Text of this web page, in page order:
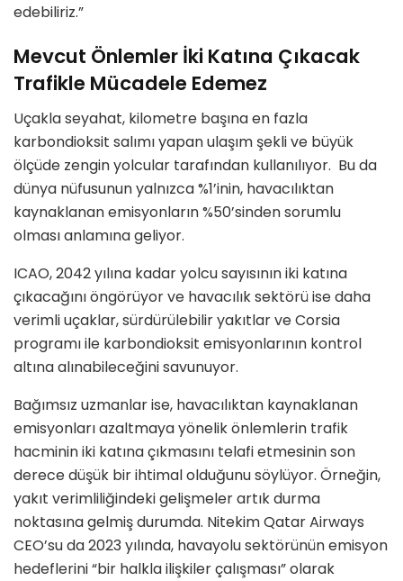
edebiliriz.”
Mevcut Önlemler İki Katına Çıkacak
Trafikle Mücadele Edemez
Uçakla seyahat, kilometre başına en fazla
karbondioksit salımı yapan ulaşım şekli ve büyük
ölçüde zengin yolcular tarafından kullanılıyor. Bu da
dünya nüfusunun yalnızca %1’inin, havacılıktan
kaynaklanan emisyonların %50’sinden sorumlu
olması anlamına geliyor.
ICAO, 2042 yılına kadar yolcu sayısının iki katına
çıkacağını öngörüyor ve havacılık sektörü ise daha
verimli uçaklar, sürdürülebilir yakıtlar ve Corsia
programı ile karbondioksit emisyonlarının kontrol
altına alınabileceğini savunuyor.
Bağımsız uzmanlar ise, havacılıktan kaynaklanan
emisyonları azaltmaya yönelik önlemlerin trafik
hacminin iki katına çıkmasını telafi etmesinin son
derece düşük bir ihtimal olduğunu söylüyor. Örneğin,
yakıt verimliliğindeki gelişmeler artık durma
noktasına gelmiş durumda. Nitekim Qatar Airways
CEO’su da 2023 yılında, havayolu sektörünün emisyon
hedeflerini “bir halkla ilişkiler çalışması” olarak